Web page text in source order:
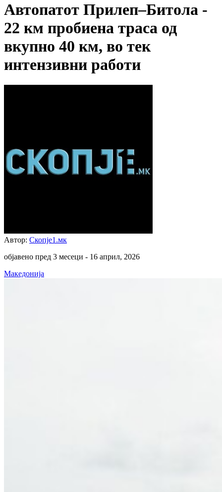
Автопатот Прилеп–Битола -
22 км пробиена траса од
вкупно 40 км, во тек
интензивни работи
Автор: Скопје1.мк
објавено пред 3 месеци - 16 април, 2026
Македонија